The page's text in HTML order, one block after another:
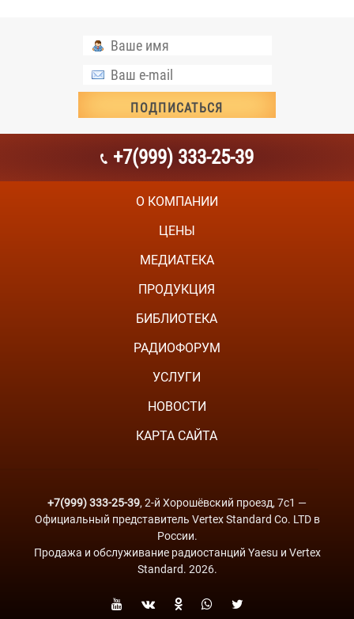
+7(999) 333-25-39
О КОМПАНИИ
ЦЕНЫ
МЕДИАТЕКА
ПРОДУКЦИЯ
БИБЛИОТЕКА
РАДИОФОРУМ
УСЛУГИ
НОВОСТИ
КАРТА САЙТА
+7(999) 333-25-39, 2-й Хорошёвский проезд, 7с1 —
Официальный представитель Vertex Standard Co. LTD в
России.
Продажа и обслуживание радиостанций Yaesu и Vertex
Standard. 2026.